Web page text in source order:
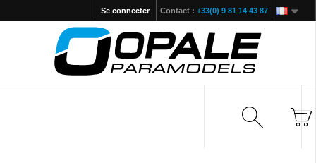
Contact : +33(0) 9 81 14 43 87
Se connecter